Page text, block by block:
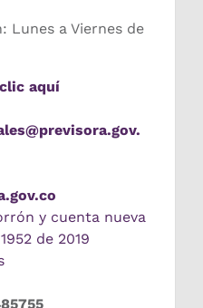
Lunes a Viernes de
aquí
y cuenta nueva
de 2019